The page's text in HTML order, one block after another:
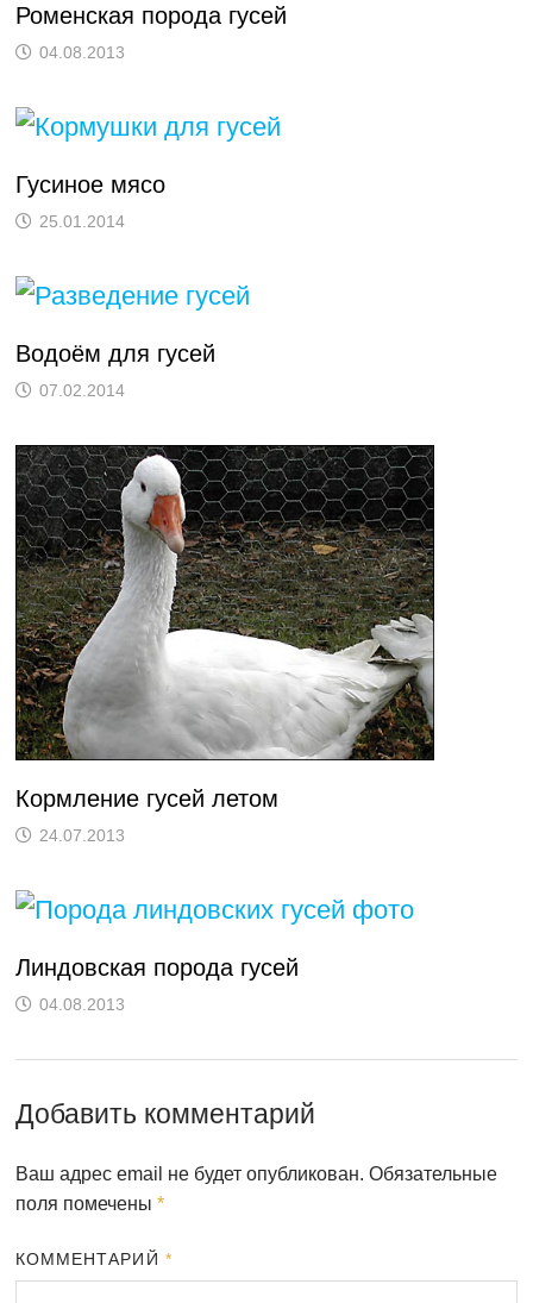
Роменская порода гусей
04.08.2013
Гусиное мясо
25.01.2014
Водоём для гусей
07.02.2014
Кормление гусей летом
24.07.2013
Линдовская порода гусей
04.08.2013
Добавить комментарий
Ваш адрес email не будет опубликован. Обязательные
поля помечены *
КОММЕНТАРИЙ *